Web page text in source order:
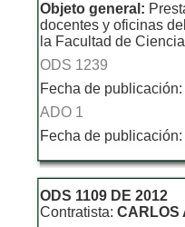
Objeto general:
docentes y oficinas
la Facultad de
ODS 1239
Fecha de
ADO 1
Fecha de
ODS 1109 DE 2012
Contratista: CARLOS